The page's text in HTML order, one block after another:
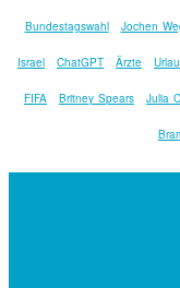
Bundestagswahl Jochen
Israel ChatGPT Ärzte
FIFA Britney Spears Julia